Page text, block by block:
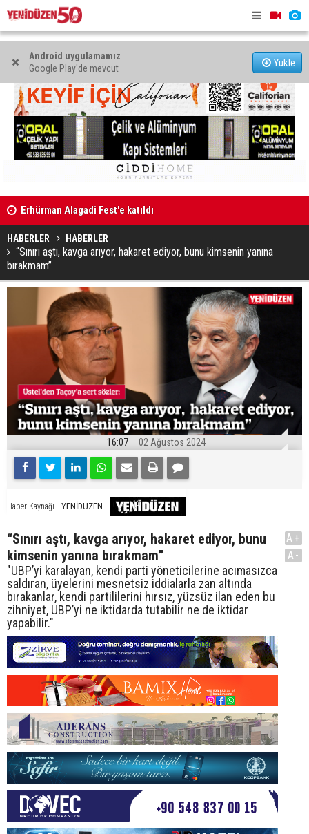
Android uygulamamız
Google Play'de mevcut
Yükle
Erhürman Alagadi Fest'e katıldı
Eğlence mekanında kanunsuz silahla yakalandı
HABERLER HABERLER
“Sınırı aştı, kavga arıyor, hakaret ediyor, bunu kimsenin yanına
bırakmam”
16:07 02 Ağustos 2024
Haber Kaynağı YENİDÜZEN
“Sınırı aştı, kavga arıyor, hakaret ediyor, bunu
kimsenin yanına bırakmam”
"UBP’yi karalayan, kendi parti yöneticilerine acımasızca
saldıran, üyelerini mesnetsiz iddialarla zan altında
bırakanlar, kendi partililerini hırsız, yüzsüz ilan eden bu
zihniyet, UBP’yi ne iktidarda tutabilir ne de iktidar
yapabilir."
A+
A-